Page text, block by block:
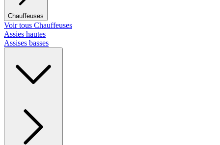
Chauffeuses
Voir tous Chauffeuses
Assies hautes
Assises basses